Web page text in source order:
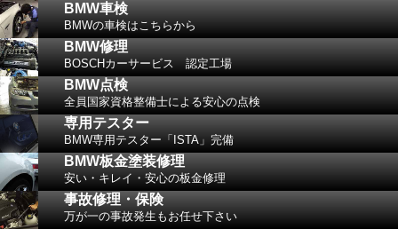
BMW車検
BMWの車検はこちらから
BMW修理
BOSCHカーサービス 認定工場
BMW点検
全員国家資格整備士による安心の点検
専用テスター
BMW専用テスター「ISTA」完備
BMW板金塗装修理
安い・キレイ・安心の板金修理
事故修理・保険
万が一の事故発生もお任せ下さい